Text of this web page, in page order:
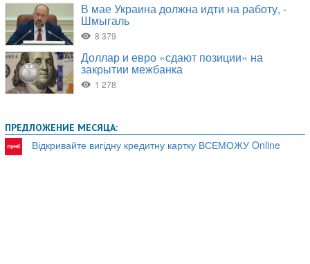
ПРЕДЛОЖЕНИЕ МЕСЯЦА:
Відкривайте вигідну кредитну картку ВСЕМОЖУ Online